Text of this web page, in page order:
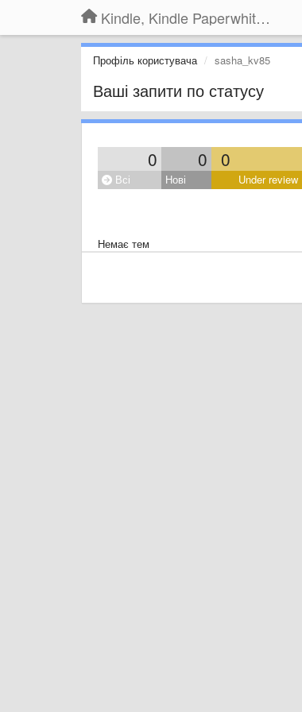
Kindle, Kindle Paperwhite, Kindle Voyage
Профіль користувача sasha_kv85
Ваші запити по статусу
0 0 0
Всі Нові Under review
Немає тем